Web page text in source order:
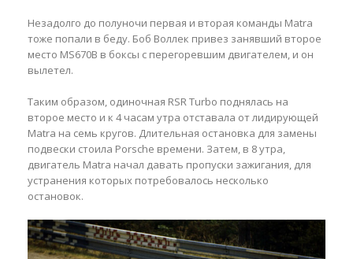
Незадолго до полуночи первая и вторая команды Matra
тоже попали в беду. Боб Воллек привез занявший второе
место MS670B в боксы с перегоревшим двигателем, и он
вылетел.
Таким образом, одиночная RSR Turbo поднялась на
второе место и к 4 часам утра отставала от лидирующей
Matra на семь кругов. Длительная остановка для замены
подвески стоила Porsche времени. Затем, в 8 утра,
двигатель Matra начал давать пропуски зажигания, для
устранения которых потребовалось несколько
остановок.